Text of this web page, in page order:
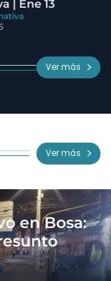
| Ene 13
Ver más
Ver más
en Bosa: